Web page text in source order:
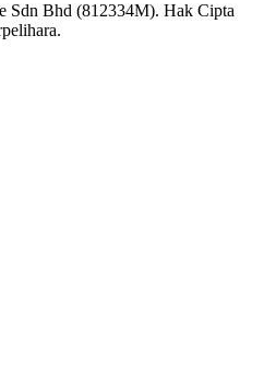
Sdn Bhd (812334M). Hak Cipta